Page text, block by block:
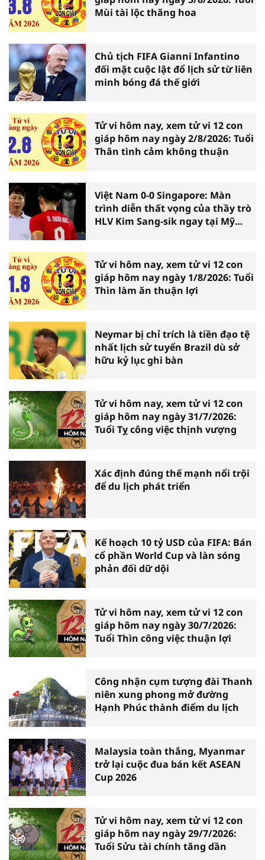
Mùi tài lộc thăng hoa
Chủ tịch FIFA Gianni Infantino
đối mặt cuộc lật đổ lịch sử từ liên
minh bóng đá thế giới
Tử vi hôm nay, xem tử vi 12 con
giáp hôm nay ngày 2/8/2026: Tuổi
Thân tình cảm không thuận
Việt Nam 0-0 Singapore: Màn
trình diễn thất vọng của thầy trò
HLV Kim Sang-sik ngay tại Mỹ
Tử vi hôm nay, xem tử vi 12 con
giáp hôm nay ngày 1/8/2026: Tuổi
Thìn làm ăn thuận lợi
Neymar bị chỉ trích là tiền đạo tệ
nhất lịch sử tuyển Brazil dù sở
hữu kỷ lục ghi bàn
Tử vi hôm nay, xem tử vi 12 con
giáp hôm nay ngày 31/7/2026:
Tuổi Tỵ công việc thịnh vượng
Xác định đúng thế mạnh nổi trội
để du lịch phát triển
Kế hoạch 10 tỷ USD của FIFA: Bán
cổ phần World Cup và làn sóng
phản đối dữ dội
Tử vi hôm nay, xem tử vi 12 con
giáp hôm nay ngày 30/7/2026:
Tuổi Thìn công việc thuận lợi
Công nhận cụm tượng đài Thanh
niên xung phong mở đường
Hạnh Phúc thành điểm du lịch
Malaysia toàn thắng, Myanmar
trở lại cuộc đua bán kết ASEAN
Cup 2026
Tử vi hôm nay, xem tử vi 12 con
giáp hôm nay ngày 29/7/2026:
Tuổi Sửu tài chính tăng dần